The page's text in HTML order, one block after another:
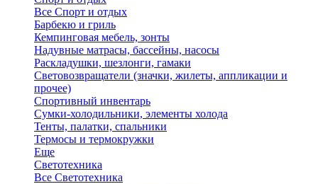
Все Спорт и отдых
Барбекю и гриль
Кемпинговая мебель, зонты
Надувные матрасы, бассейны, насосы
Раскладушки, шезлонги, гамаки
Световозвращатели (значки, жилеты, аппликации и
прочее)
Спортивный инвентарь
Сумки-холодильники, элементы холода
Тенты, палатки, спальники
Термосы и термокружки
Еще
Светотехника
Все Светотехника